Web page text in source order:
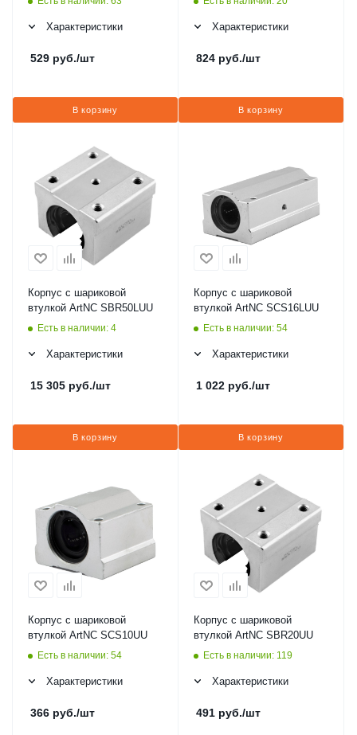
Характеристики
529 руб./шт
В корзину
Характеристики
824 руб./шт
В корзину
Корпус с шариковой
втулкой ArtNC SBR50LUU
Есть в наличии: 4
Характеристики
15 305 руб./шт
В корзину
Корпус с шариковой
втулкой ArtNC SCS16LUU
Есть в наличии: 54
Характеристики
1 022 руб./шт
В корзину
Корпус с шариковой
втулкой ArtNC SCS10UU
Есть в наличии: 54
Характеристики
366 руб./шт
Корпус с шариковой
втулкой ArtNC SBR20UU
Есть в наличии: 119
Характеристики
491 руб./шт